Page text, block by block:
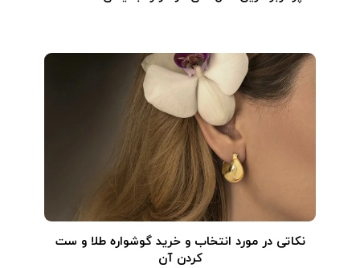
نکاتی در مورد انتخاب و خرید گوشواره طلا و ست
کردن آن